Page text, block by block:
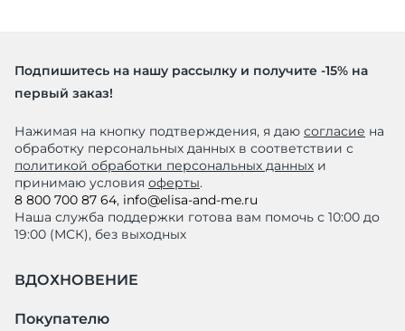
Подпишитесь на нашу рассылку и получите -15% на
первый заказ!
Нажимая на кнопку подтверждения, я даю согласие на
обработку персональных данных в соответствии с
политикой обработки персональных данных и
принимаю условия оферты.
8 800 700 87 64, info@elisa-and-me.ru
Наша служба поддержки готова вам помочь с 10:00 до
19:00 (МСК), без выходных
ВДОХНОВЕНИЕ
Покупателю